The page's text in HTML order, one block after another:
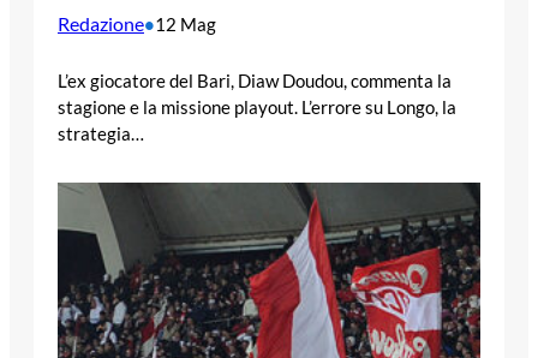
Redazione•12 Mag
L’ex giocatore del Bari, Diaw Doudou, commenta la
stagione e la missione playout. L’errore su Longo, la
strategia…